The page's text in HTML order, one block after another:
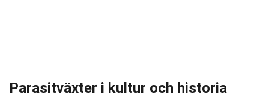
Parasitväxter i kultur och historia